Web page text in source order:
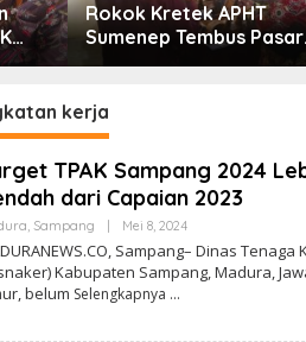
II
Rokok Kretek APHT
Sumenep Tembus Pasar
Indonesia Timur
kerja
TPAK Sampang 2024
dari Capaian 2023
, Sampang Mei 8, 2024Oleh
Sampang– Dinas Tenaga
Kabupaten Sampang, Madura,
belum Selengkapnya